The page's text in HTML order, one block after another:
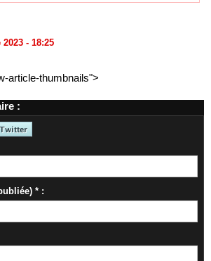
- 18:25
article-thumbnails">
:
* :